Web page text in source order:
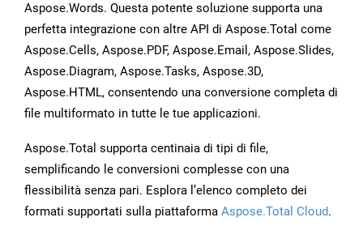
Aspose.Words. Questa potente soluzione supporta una
perfetta integrazione con altre API di Aspose.Total come
Aspose.Cells, Aspose.PDF, Aspose.Email, Aspose.Slides,
Aspose.Diagram, Aspose.Tasks, Aspose.3D,
Aspose.HTML, consentendo una conversione completa di
file multiformato in tutte le tue applicazioni.
Aspose.Total supporta centinaia di tipi di file,
semplificando le conversioni complesse con una
flessibilità senza pari. Esplora l’elenco completo dei
formati supportati sulla piattaforma Aspose.Total Cloud.